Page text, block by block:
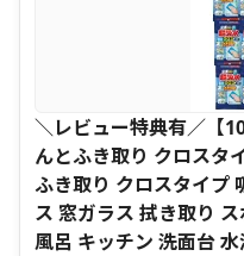
＼レビュー特典有／【
んとふき取り クロスタ
ふき取り クロスタイプ
ス 窓ガラス 拭き取り
風呂 キッチン 洗面台